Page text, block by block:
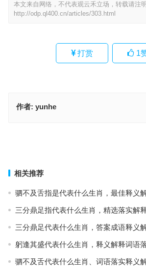
本文来自网络，不代表观云禾立场，转载请注
http://odp.ql400.cn/articles/303.html
打赏 1
作者: yunhe
相关推荐
驷不及舌指是代表什么生肖，最佳释义
三分鼎足指代表什么生肖，精选落实解
三分鼎足代表什么生肖，答案成语释义
躬逢其盛代表什么生肖，释义解释词语
驷不及舌代表什么生肖、词语落实释义